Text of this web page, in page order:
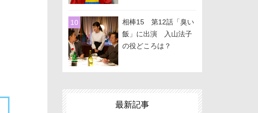
相棒15 第12話「臭い
飯」に出演 入山法子
の役どころは？
最新記事